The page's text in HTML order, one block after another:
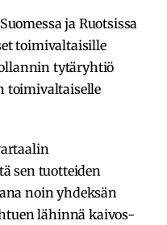
ja Ruotsissa
toimivaltaisille
tytäryhtiö
toimivaltaiselle
sen tuotteiden
noin yhdeksän
lähinnä kaivos-